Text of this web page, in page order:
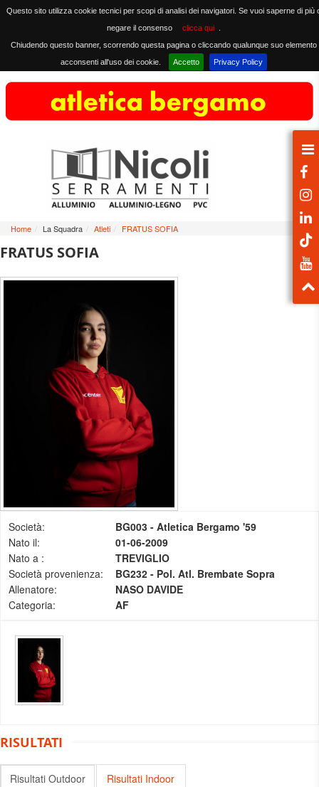
Questo sito utilizza cookie tecnici per scopi di analisi dei navigatori. Se vuoi saperne di più
negare il consenso
clicca qui
Chiudendo questo banner, scorrendo questa pagina o cliccando qualunque suo elemento
acconsenti all'uso dei cookie.
Accetto Privacy Policy
Home / La Squadra / Atleti / FRATUS SOFIA
FRATUS SOFIA
Società:
BG003 - Atletica Bergamo '59
Nato il:
01-06-2009
Nato a :
TREVIGLIO
Società provenienza:
BG232 - Pol. Atl. Brembate Sopra
Allenatore:
NASO DAVIDE
Categoria:
AF
RISULTATI
Risultati Outdoor
Risultati Indoor